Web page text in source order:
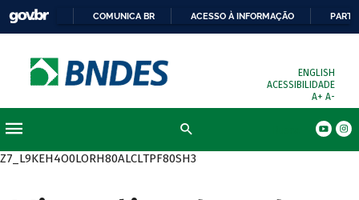
COMUNICA BR ACESSO À INFORMAÇÃO
ENGLISH
ACESSIBILIDADE
A+ A-
Z7_L9KEH4O0LORH80ALCLTPF80SH3